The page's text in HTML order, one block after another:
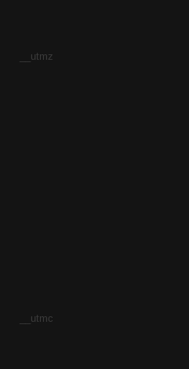
__utmz
__utmc